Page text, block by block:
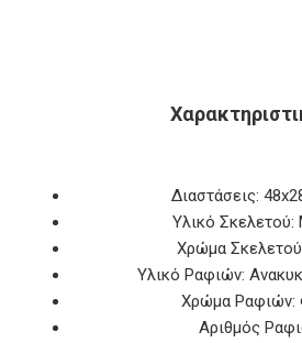
Διαστάσεις:
Υλικό Σκελετού:
Χρώμα
Υλικό Ραφιών:
Χρώμα Ραφιών:
Αριθμός